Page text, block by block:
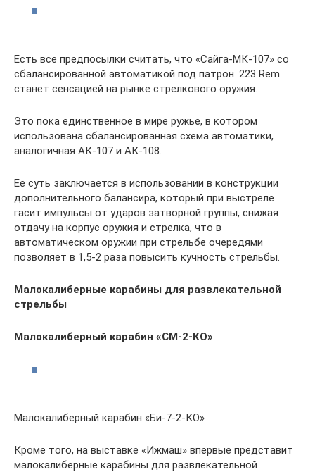
Есть все предпосылки считать, что «Сайга-МК-107» со
сбалансированной автоматикой под патрон .223 Rem
станет сенсацией на рынке стрелкового оружия.
Это пока единственное в мире ружье, в котором
использована сбалансированная схема автоматики,
аналогичная АК-107 и АК-108.
Ее суть заключается в использовании в конструкции
дополнительного балансира, который при выстреле
гасит импульсы от ударов затворной группы, снижая
отдачу на корпус оружия и стрелка, что в
автоматическом оружии при стрельбе очередями
позволяет в 1,5-2 раза повысить кучность стрельбы.
Малокалиберные карабины для развлекательной
стрельбы
Малокалиберный карабин «СМ-2-КО»
Малокалиберный карабин «Би-7-2-КО»
Кроме того, на выставке «Ижмаш» впервые представит
малокалиберные карабины для развлекательной